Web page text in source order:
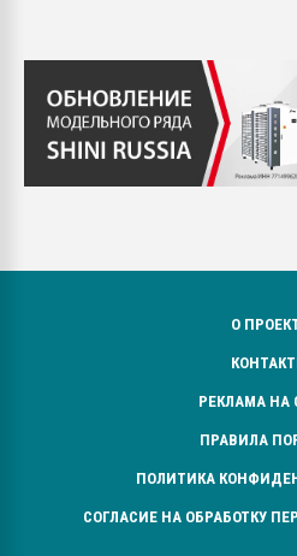
О
РЕКЛАМА НА
ПРАВИЛА
ПОЛИТИКА
СОГЛАСИЕ НА ОБРАБОТКУ